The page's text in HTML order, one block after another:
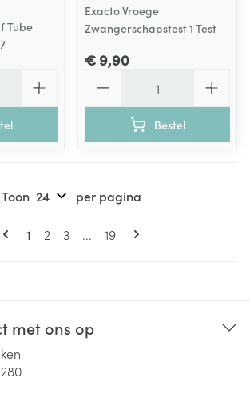
Tube
Exacto Vroege
Zwangerschapstest 1 Test
€ 9,90
Bestel
Pagina's
U lees momenteel pagina
1 Pagina
2 Pagina
3 ... Pagina
19
Toon per pagina
met ons op